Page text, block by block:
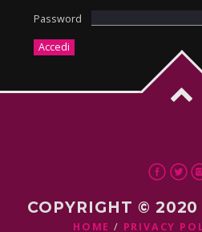
Password
COPYRIGHT ©
HOME PRIVACY